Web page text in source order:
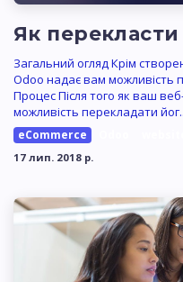
Як перекласти
Загальний огляд Крім
Odoo надає вам можливість
Процес Після того як ваш
можливість перекладати
eCommerce
17 лип. 2018 р.